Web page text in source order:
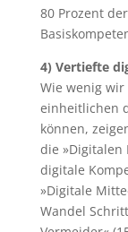
80 Prozent
4) Vertiefte
Wie wenig
einheitlichen
können,
die »Digitalen
digitale
»Digitale
Wandel